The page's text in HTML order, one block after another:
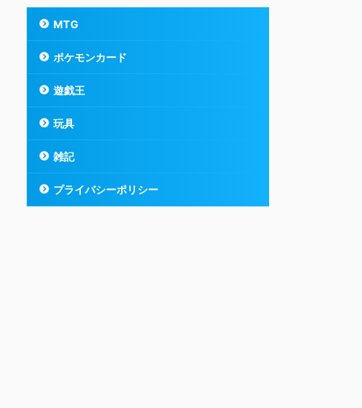
MTG
ポケモンカード
遊戯王
玩具
雑記
プライバシーポリシー